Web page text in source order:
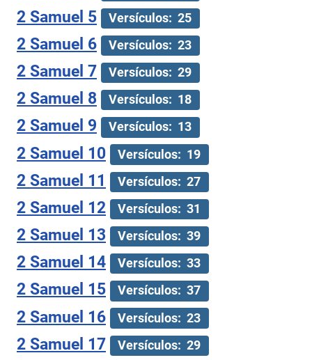
2 Samuel 5 Versículos: 25
2 Samuel 6 Versículos: 23
2 Samuel 7 Versículos: 29
2 Samuel 8 Versículos: 18
2 Samuel 9 Versículos: 13
2 Samuel 10 Versículos: 19
2 Samuel 11 Versículos: 27
2 Samuel 12 Versículos: 31
2 Samuel 13 Versículos: 39
2 Samuel 14 Versículos: 33
2 Samuel 15 Versículos: 37
2 Samuel 16 Versículos: 23
2 Samuel 17 Versículos: 29